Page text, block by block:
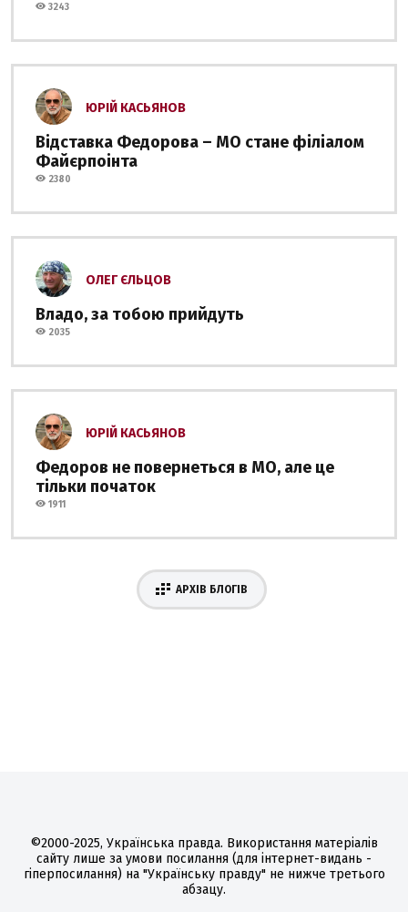
3243
ЮРІЙ КАСЬЯНОВ
Відставка Федорова – МО стане філіалом
Файєрпоінта
2380
ОЛЕГ ЄЛЬЦОВ
Владо, за тобою прийдуть
2035
ЮРІЙ КАСЬЯНОВ
Федоров не повернеться в МО, але це
тільки початок
1911
АРХІВ БЛОГІВ
©2000-2025, Українська правда. Використання матеріалів
сайту лише за умови посилання (для інтернет-видань -
гіперпосилання) на "Українську правду" не нижче третього
абзацу.